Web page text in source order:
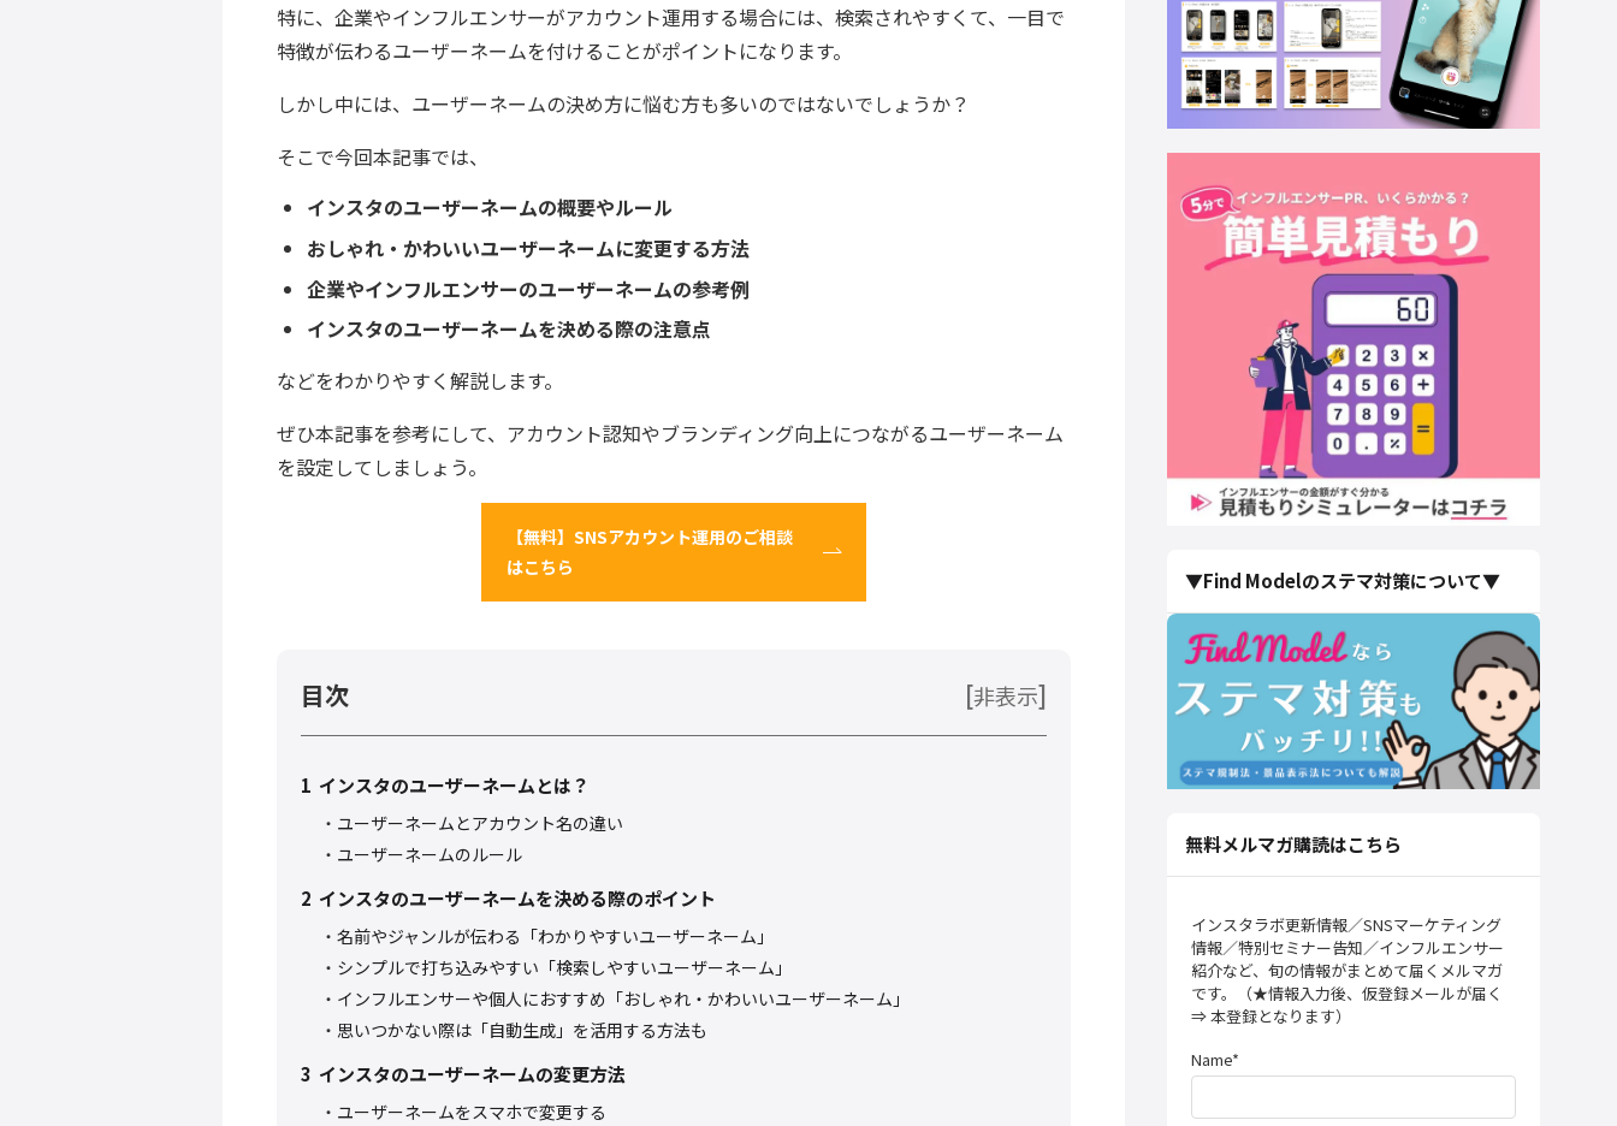
特に、企業やインフルエンサーがアカウント運用する場合には、検索されやすくて、一目で
特徴が伝わるユーザーネームを付けることがポイントになります。
しかし中には、ユーザーネームの決め方に悩む方も多いのではないでしょうか？
そこで今回本記事では、
インスタのユーザーネームの概要やルール
おしゃれ・かわいいユーザーネームに変更する方法
企業やインフルエンサーのユーザーネームの参考例
インスタのユーザーネームを決める際の注意点
などをわかりやすく解説します。
ぜひ本記事を参考にして、アカウント認知やブランディング向上につながるユーザーネーム
を設定してしましょう。
【無料】SNSアカウント運用のご相談
はこちら
目次 [非表示]
1 インスタのユーザーネームとは？
ユーザーネームとアカウント名の違い
ユーザーネームのルール
2 インスタのユーザーネームを決める際のポイント
名前やジャンルが伝わる「わかりやすいユーザーネーム」
シンプルで打ち込みやすい「検索しやすいユーザーネーム」
インフルエンサーや個人におすすめ「おしゃれ・かわいいユーザーネーム」
思いつかない際は「自動生成」を活用する方法も
3 インスタのユーザーネームの変更方法
ユーザーネームをスマホで変更する
▼Find Modelのステマ対策について▼
無料メルマガ購読はこちら
インスタラボ更新情報／SNSマーケティング
情報／特別セミナー告知／インフルエンサー
紹介など、旬の情報がまとめて届くメルマガ
です。（★情報入力後、仮登録メールが届く
⇒ 本登録となります）
Name*